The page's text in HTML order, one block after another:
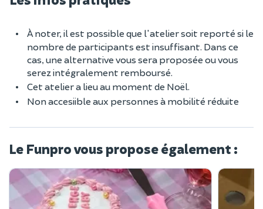
À noter, il est possible que l'atelier soit reporté si le
nombre de participants est insuffisant. Dans ce
cas, une alternative vous sera proposée ou vous
serez intégralement remboursé.
Cet atelier a lieu au moment de Noël.
Non accesiible aux personnes à mobilité réduite
Le Funpro vous propose également :